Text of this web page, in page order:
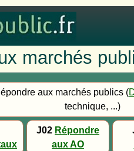
marchés
aux marchés publics (
technique, ...)
J02 Répondre
aux AO